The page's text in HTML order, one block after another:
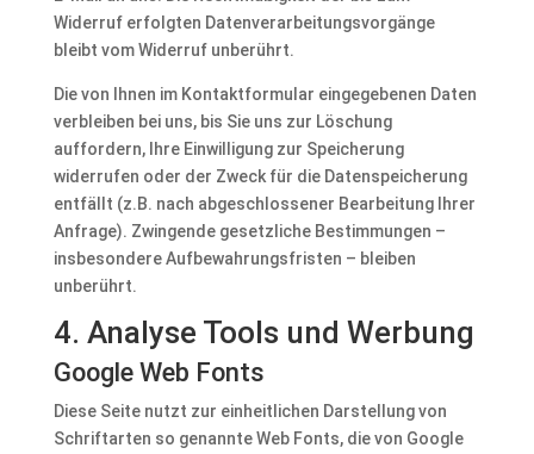
Widerruf erfolgten Datenverarbeitungsvorgänge
bleibt vom Widerruf unberührt.
Die von Ihnen im Kontaktformular eingegebenen Daten
verbleiben bei uns, bis Sie uns zur Löschung
auffordern, Ihre Einwilligung zur Speicherung
widerrufen oder der Zweck für die Datenspeicherung
entfällt (z.B. nach abgeschlossener Bearbeitung Ihrer
Anfrage). Zwingende gesetzliche Bestimmungen –
insbesondere Aufbewahrungsfristen – bleiben
unberührt.
4. Analyse Tools und Werbung
Google Web Fonts
Diese Seite nutzt zur einheitlichen Darstellung von
Schriftarten so genannte Web Fonts, die von Google